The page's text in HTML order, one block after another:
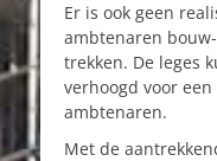
Er is ook geen
ambtenaren
trekken. De leges
verhoogd voor
ambtenaren.
Met de